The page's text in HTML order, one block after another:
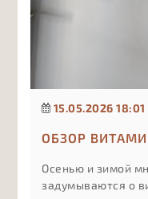
15.05.2026 18:01
ОБЗОР
Осенью и зимой
задумываются о